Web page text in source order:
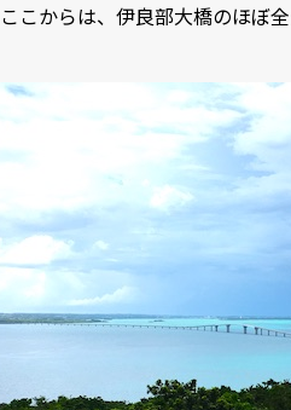
ここからは、伊良部大橋のほぼ